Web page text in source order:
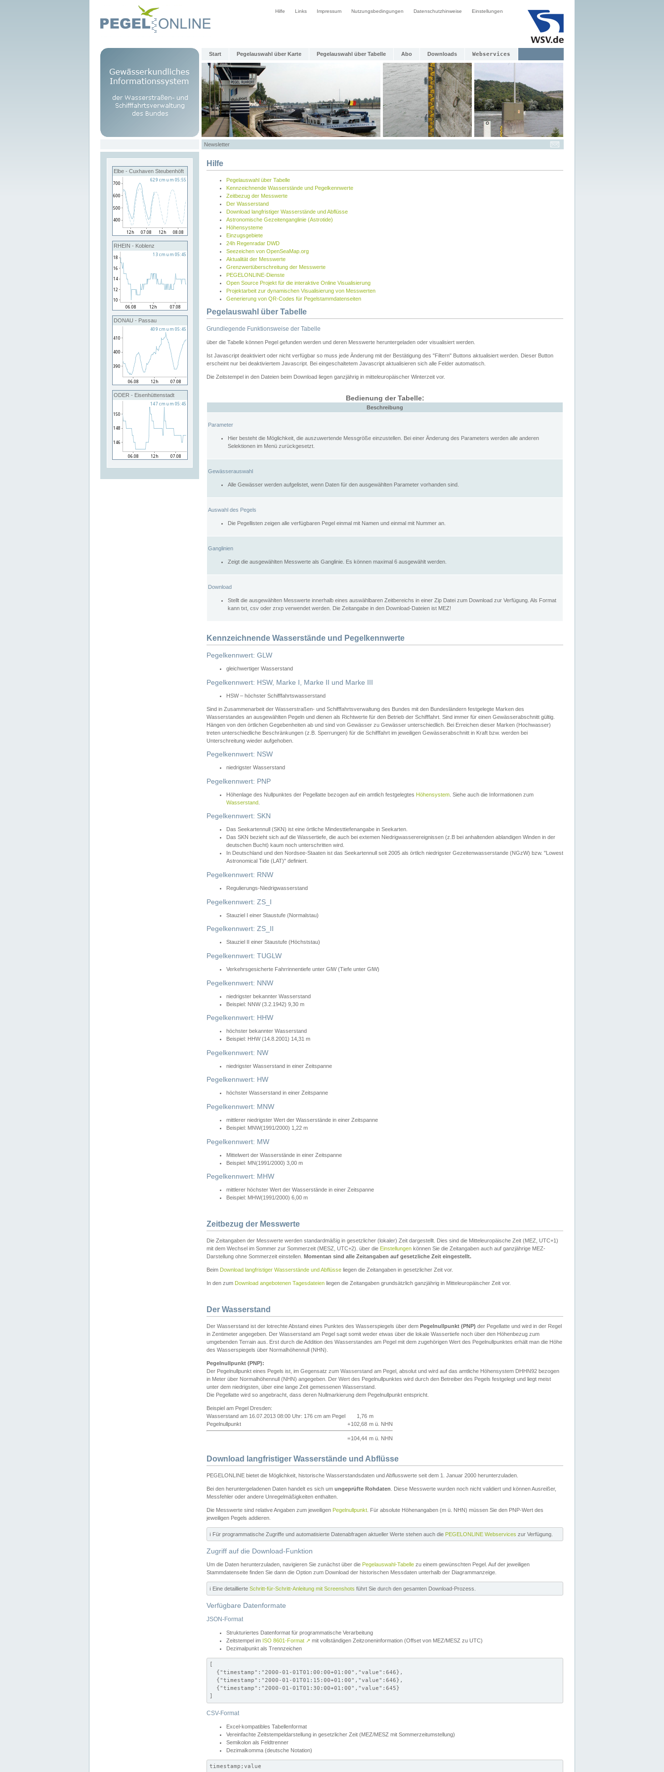
Hilfe Links Impressum Nutzungsbedingungen Datenschutzhinweise Einstellungen
Start Pegelauswahl über Karte Pegelauswahl über Tabelle Abo Downloads Webservices
Newsletter
Elbe - Cuxhaven Steubenhöft
RHEIN - Koblenz
DONAU - Passau
ODER - Eisenhüttenstadt
Hilfe
Pegelauswahl über Tabelle
Kennzeichnende Wasserstände und Pegelkennwerte
Zeitbezug der Messwerte
Der Wasserstand
Download langfristiger Wasserstände und Abflüsse
Astronomische Gezeitenganglinie (Astrotide)
Höhensysteme
Einzugsgebiete
24h Regenradar DWD
Seezeichen von OpenSeaMap.org
Aktualität der Messwerte
Grenzwertüberschreitung der Messwerte
PEGELONLINE-Dienste
Open Source Projekt für die interaktive Online Visualisierung
Projektarbeit zur dynamischen Visualisierung von Messwerten
Generierung von QR-Codes für Pegelstammdatenseiten
Pegelauswahl über Tabelle
Grundlegende Funktionsweise der Tabelle
über die Tabelle können Pegel gefunden werden und deren Messwerte heruntergeladen oder visualisiert werden.
Ist Javascript deaktiviert oder nicht verfügbar so muss jede Änderung mit der Bestätigung des "Filtern" Buttons aktualisiert werden. Dieser Button
erscheint nur bei deaktiviertem Javascript. Bei eingeschaltetem Javascript aktualisieren sich alle Felder automatisch.
Die Zeitstempel in den Dateien beim Download liegen ganzjährig in mitteleuropäischer Winterzeit vor.
Bedienung der Tabelle:
Beschreibung
Parameter
Hier besteht die Möglichkeit, die auszuwertende Messgröße einzustellen. Bei einer Änderung des Parameters werden alle anderen
Selektionen im Menü zurückgesetzt.
Gewässerauswahl
Alle Gewässer werden aufgelistet, wenn Daten für den ausgewählten Parameter vorhanden sind.
Auswahl des Pegels
Die Pegellisten zeigen alle verfügbaren Pegel einmal mit Namen und einmal mit Nummer an.
Ganglinien
Zeigt die ausgewählten Messwerte als Ganglinie. Es können maximal 6 ausgewählt werden.
Download
Stellt die ausgewählten Messwerte innerhalb eines auswählbaren Zeitbereichs in einer Zip Datei zum Download zur Verfügung. Als Format
kann txt, csv oder zrxp verwendet werden. Die Zeitangabe in den Download-Dateien ist MEZ!
Kennzeichnende Wasserstände und Pegelkennwerte
Pegelkennwert: GLW
gleichwertiger Wasserstand
Pegelkennwert: HSW, Marke I, Marke II und Marke III
HSW – höchster Schifffahrtswasserstand
Sind in Zusammenarbeit der Wasserstraßen- und Schifffahrtsverwaltung des Bundes mit den Bundesländern festgelegte Marken des
Wasserstandes an ausgewählten Pegeln und dienen als Richtwerte für den Betrieb der Schifffahrt. Sind immer für einen Gewässerabschnitt gültig.
Hängen von den örtlichen Gegebenheiten ab und sind von Gewässer zu Gewässer unterschiedlich. Bei Erreichen dieser Marken (Hochwasser)
treten unterschiedliche Beschränkungen (z.B. Sperrungen) für die Schifffahrt im jeweiligen Gewässerabschnitt in Kraft bzw. werden bei
Unterschreitung wieder aufgehoben.
Pegelkennwert: NSW
niedrigster Wasserstand
Pegelkennwert: PNP
Höhenlage des Nullpunktes der Pegellatte bezogen auf ein amtlich festgelegtes Höhensystem . Siehe auch die Informationen zum
Wasserstand
Pegelkennwert: SKN
Das Seekartennull (SKN) ist eine örtliche Mindesttiefenangabe in Seekarten.
Das SKN bezieht sich auf die Wassertiefe, die auch bei extemen Niedrigwasserereignissen (z.B bei anhaltenden ablandigen Winden in der
deutschen Bucht) kaum noch unterschritten wird.
In Deutschland und den Nordsee-Staaten ist das Seekartennull seit 2005 als örtlich niedrigster Gezeitenwasserstande (NGzW) bzw. "Lowest
Astronomical Tide (LAT)" definiert.
Pegelkennwert: RNW
Regulierungs-Niedrigwasserstand
Pegelkennwert: ZS_I
Stauziel I einer Staustufe (Normalstau)
Pegelkennwert: ZS_II
Stauziel II einer Staustufe (Höchststau)
Pegelkennwert: TUGLW
Verkehrsgesicherte Fahrrinnentiefe unter GlW (Tiefe unter GlW)
Pegelkennwert: NNW
niedrigster bekannter Wasserstand
Beispiel: NNW (3.2.1942) 9,30 m
Pegelkennwert: HHW
höchster bekannter Wasserstand
Beispiel: HHW (14.8.2001) 14,31 m
Pegelkennwert: NW
niedrigster Wasserstand in einer Zeitspanne
Pegelkennwert: HW
höchster Wasserstand in einer Zeitspanne
Pegelkennwert: MNW
mittlerer niedrigster Wert der Wasserstände in einer Zeitspanne
Beispiel: MNW(1991/2000) 1,22 m
Pegelkennwert: MW
Mittelwert der Wasserstände in einer Zeitspanne
Beispiel: MN(1991/2000) 3,00 m
Pegelkennwert: MHW
mittlerer höchster Wert der Wasserstände in einer Zeitspanne
Beispiel: MHW(1991/2000) 6,00 m
Zeitbezug der Messwerte
Die Zeitangaben der Messwerte werden standardmäßig in gesetzlicher (lokaler) Zeit dargestellt. Dies sind die Mitteleuropäische Zeit (MEZ, UTC+1)
mit dem Wechsel im Sommer zur Sommerzeit (MESZ, UTC+2). über die Einstellungen können Sie die Zeitangaben auch auf ganzjährige MEZ-
Darstellung ohne Sommerzeit einstellen. Momentan sind alle Zeitangaben auf gesetzliche Zeit eingestellt.
Beim Download langfristiger Wasserstände und Abflüsse liegen die Zeitangaben in gesetzlicher Zeit vor.
In den zum Download angebotenen Tagesdateien liegen die Zeitangaben grundsätzlich ganzjährig in Mitteleuropäischer Zeit vor.
Der Wasserstand
Der Wasserstand ist der lotrechte Abstand eines Punktes des Wasserspiegels über dem Pegelnullpunkt (PNP) der Pegellatte und wird in der Regel
in Zentimeter angegeben. Der Wasserstand am Pegel sagt somit weder etwas über die lokale Wassertiefe noch über den Höhenbezug zum
umgebenden Terrain aus. Erst durch die Addition des Wasserstandes am Pegel mit dem zugehörigen Wert des Pegelnullpunktes erhält man die Höhe
des Wasserspiegels über Normalhöhennull (NHN).
Pegelnullpunkt (PNP):
Der Pegelnullpunkt eines Pegels ist, im Gegensatz zum Wasserstand am Pegel, absolut und wird auf das amtliche Höhensystem DHHN92 bezogen
in Meter über Normalhöhennull (NHN) angegeben. Der Wert des Pegelnullpunktes wird durch den Betreiber des Pegels festgelegt und liegt meist
unter dem niedrigsten, über eine lange Zeit gemessenen Wasserstand.
Die Pegellatte wird so angebracht, dass deren Nullmarkierung dem Pegelnullpunkt entspricht.
Beispiel am Pegel Dresden:
Wasserstand am 16.07.2013 08:00 Uhr: 176 cm am Pegel
1,76 m
Pegelnullpunkt
+102,68 m ü. NHN
=104,44 m ü. NHN
Download langfristiger Wasserstände und Abflüsse
PEGELONLINE bietet die Möglichkeit, historische Wasserstandsdaten und Abflusswerte seit dem 1. Januar 2000 herunterzuladen.
Bei den heruntergeladenen Daten handelt es sich um ungeprüfte Rohdaten . Diese Messwerte wurden noch nicht validiert und können Ausreißer,
Messfehler oder andere Unregelmäßigkeiten enthalten.
Die Messwerte sind relative Angaben zum jeweiligen Pegelnullpunkt . Für absolute Höhenangaben (m ü. NHN) müssen Sie den PNP-Wert des
jeweiligen Pegels addieren.
ℹ️ Für programmatische Zugriffe und automatisierte Datenabfragen aktueller Werte stehen auch die PEGELONLINE Webservices zur Verfügung.
Zugriff auf die Download-Funktion
Um die Daten herunterzuladen, navigieren Sie zunächst über die Pegelauswahl-Tabelle zu einem gewünschten Pegel. Auf der jeweiligen
Stammdatenseite finden Sie dann die Option zum Download der historischen Messdaten unterhalb der Diagrammanzeige.
ℹ️ Eine detaillierte Schritt-für-Schritt-Anleitung mit Screenshots führt Sie durch den gesamten Download-Prozess.
Verfügbare Datenformate
JSON-Format
Strukturiertes Datenformat für programmatische Verarbeitung
Zeitstempel im ISO 8601-Format ↗ mit vollständigen Zeitzoneninformation (Offset von MEZ/MESZ zu UTC)
Dezimalpunkt als Trennzeichen
[
  {"timestamp":"2000-01-01T01:00:00+01:00","value":646},
  {"timestamp":"2000-01-01T01:15:00+01:00","value":646},
  {"timestamp":"2000-01-01T01:30:00+01:00","value":645}
]
CSV-Format
Excel-kompatibles Tabellenformat
Vereinfachte Zeitstempeldarstellung in gesetzlicher Zeit (MEZ/MESZ mit Sommerzeitumstellung)
Semikolon als Feldtrenner
Dezimalkomma (deutsche Notation)
timestamp;value